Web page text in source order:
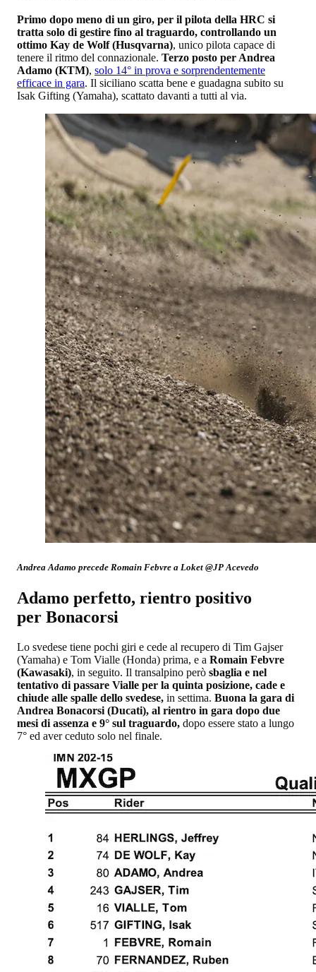
Primo dopo meno di un giro, per il pilota della HRC si
tratta solo di gestire fino al traguardo, controllando un
ottimo Kay de Wolf (Husqvarna), unico pilota capace di
tenere il ritmo del connazionale. Terzo posto per Andrea
Adamo (KTM), solo 14° in prova e sorprendentemente
efficace in gara. Il siciliano scatta bene e guadagna subito su
Isak Gifting (Yamaha), scattato davanti a tutti al via.
Andrea Adamo precede Romain Febvre a Loket @JP Acevedo
Adamo perfetto, rientro positivo
per Bonacorsi
Lo svedese tiene pochi giri e cede al recupero di Tim Gajser
(Yamaha) e Tom Vialle (Honda) prima, e a Romain Febvre
(Kawasaki), in seguito. Il transalpino però sbaglia e nel
tentativo di passare Vialle per la quinta posizione, cade e
chiude alle spalle dello svedese, in settima. Buona la gara di
Andrea Bonacorsi (Ducati), al rientro in gara dopo due
mesi di assenza e 9° sul traguardo, dopo essere stato a lungo
7° ed aver ceduto solo nel finale.